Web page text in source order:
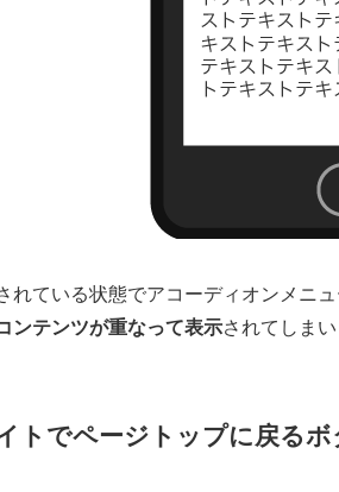
れている状態でアコーディオンメニ
ンテンツが重なって表示されてしまい
トでページトップに戻る